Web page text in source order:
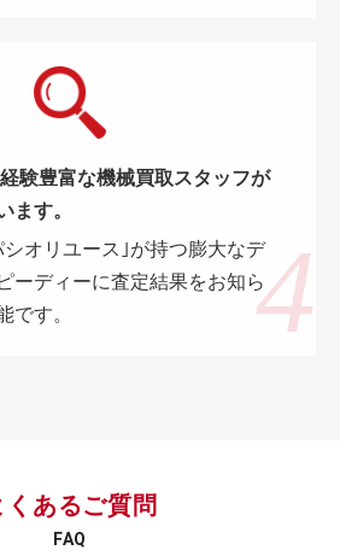
験豊富な機械買取スタッフが
ます。
オリユース｣が持つ膨大なデ
ーディーに査定結果をお知ら
です。
くあるご質問
FAQ